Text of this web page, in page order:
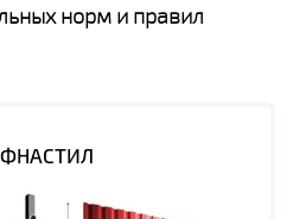
норм и правил